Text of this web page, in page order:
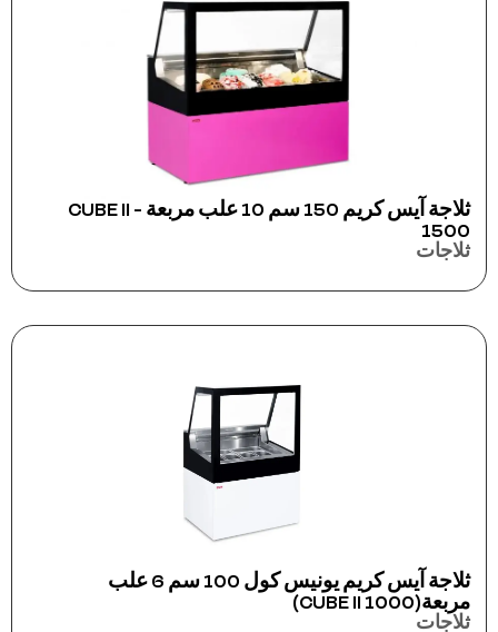
ثلاجة آيس كريم 150 سم 10 علب مربعة - CUBE II
1500
ثلاجات
ثلاجة آيس كريم يونيس كول 100 سم 6 علب
مربعة(CUBE II 1000)
ثلاجات